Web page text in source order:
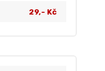
29,- Kč